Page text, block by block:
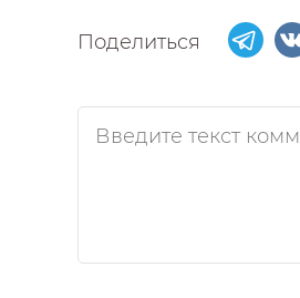
Поделиться